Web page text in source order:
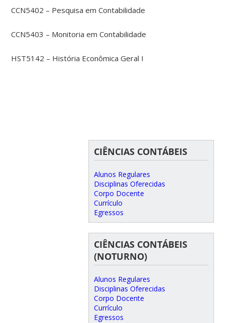
CCN5402 – Pesquisa em Contabilidade
CCN5403 – Monitoria em Contabilidade
HST5142 – História Econômica Geral I
CIÊNCIAS CONTÁBEIS
Alunos Regulares
Disciplinas Oferecidas
Corpo Docente
Currículo
Egressos
CIÊNCIAS CONTÁBEIS
(NOTURNO)
Alunos Regulares
Disciplinas Oferecidas
Corpo Docente
Currículo
Egressos